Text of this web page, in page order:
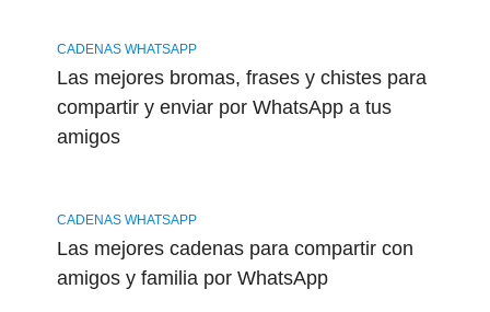
CADENAS WHATSAPP
Las mejores bromas, frases y chistes para
compartir y enviar por WhatsApp a tus
amigos
CADENAS WHATSAPP
Las mejores cadenas para compartir con
amigos y familia por WhatsApp